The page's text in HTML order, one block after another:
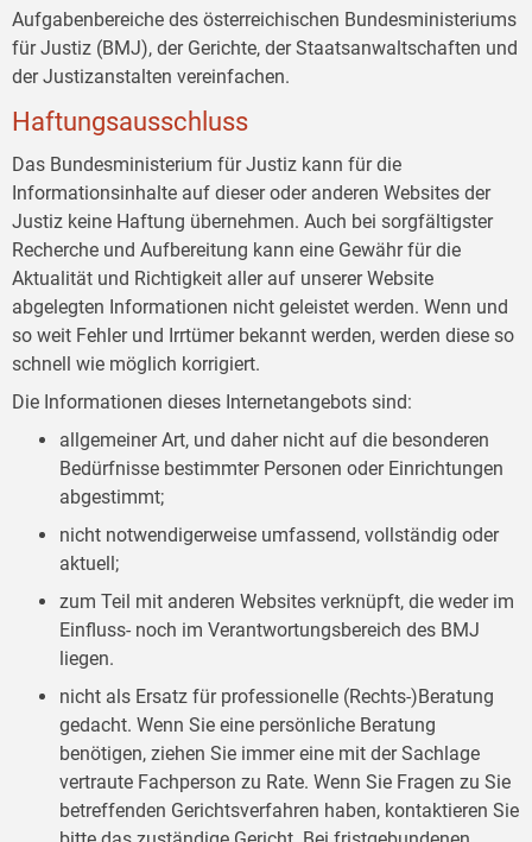
Aufgabenbereiche des österreichischen Bundesministeriums
für Justiz (BMJ), der Gerichte, der Staatsanwaltschaften und
der Justizanstalten vereinfachen.
Haftungsausschluss
Das Bundesministerium für Justiz kann für die
Informationsinhalte auf dieser oder anderen Websites der
Justiz keine Haftung übernehmen. Auch bei sorgfältigster
Recherche und Aufbereitung kann eine Gewähr für die
Aktualität und Richtigkeit aller auf unserer Website
abgelegten Informationen nicht geleistet werden. Wenn und
so weit Fehler und Irrtümer bekannt werden, werden diese so
schnell wie möglich korrigiert.
Die Informationen dieses Internetangebots sind:
allgemeiner Art, und daher nicht auf die besonderen
Bedürfnisse bestimmter Personen oder Einrichtungen
abgestimmt;
nicht notwendigerweise umfassend, vollständig oder
aktuell;
zum Teil mit anderen Websites verknüpft, die weder im
Einfluss- noch im Verantwortungsbereich des BMJ
liegen.
nicht als Ersatz für professionelle (Rechts-)Beratung
gedacht. Wenn Sie eine persönliche Beratung
benötigen, ziehen Sie immer eine mit der Sachlage
vertraute Fachperson zu Rate. Wenn Sie Fragen zu Sie
betreffenden Gerichtsverfahren haben, kontaktieren Sie